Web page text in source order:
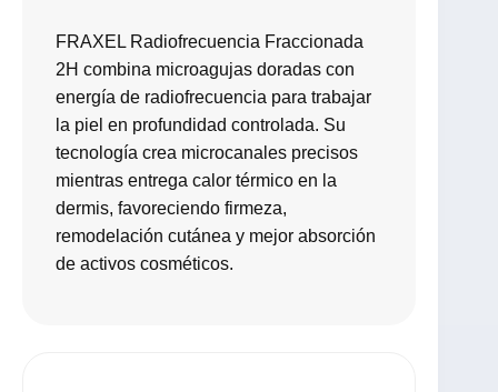
FRAXEL Radiofrecuencia Fraccionada
2H combina microagujas doradas con
energía de radiofrecuencia para trabajar
la piel en profundidad controlada. Su
tecnología crea microcanales precisos
mientras entrega calor térmico en la
dermis, favoreciendo firmeza,
remodelación cutánea y mejor absorción
de activos cosméticos.